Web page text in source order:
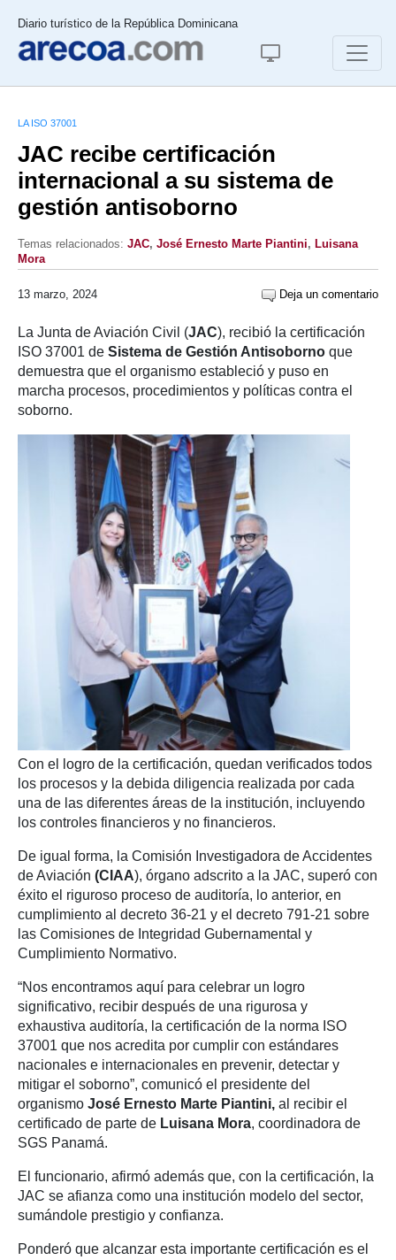
Diario turístico de la República Dominicana
LA ISO 37001
JAC recibe certificación
internacional a su sistema de
gestión antisoborno
Temas relacionados: JAC, José Ernesto Marte Piantini, Luisana
Mora
13 marzo, 2024 Deja un comentario
La Junta de Aviación Civil (JAC), recibió la certificación
ISO 37001 de Sistema de Gestión Antisoborno que
demuestra que el organismo estableció y puso en
marcha procesos, procedimientos y políticas contra el
soborno.
Con el logro de la certificación, quedan verificados todos
los procesos y la debida diligencia realizada por cada
una de las diferentes áreas de la institución, incluyendo
los controles financieros y no financieros.
De igual forma, la Comisión Investigadora de Accidentes
de Aviación (CIAA), órgano adscrito a la JAC, superó con
éxito el riguroso proceso de auditoría, lo anterior, en
cumplimiento al decreto 36-21 y el decreto 791-21 sobre
las Comisiones de Integridad Gubernamental y
Cumplimiento Normativo.
“Nos encontramos aquí para celebrar un logro
significativo, recibir después de una rigurosa y
exhaustiva auditoría, la certificación de la norma ISO
37001 que nos acredita por cumplir con estándares
nacionales e internacionales en prevenir, detectar y
mitigar el soborno”, comunicó el presidente del
organismo José Ernesto Marte Piantini, al recibir el
certificado de parte de Luisana Mora, coordinadora de
SGS Panamá.
El funcionario, afirmó además que, con la certificación, la
JAC se afianza como una institución modelo del sector,
sumándole prestigio y confianza.
Ponderó que alcanzar esta importante certificación es el